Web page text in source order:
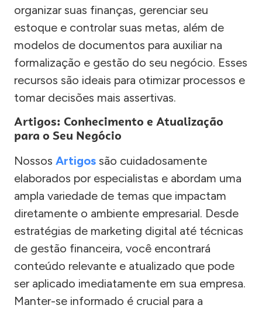
organizar suas finanças, gerenciar seu
estoque e controlar suas metas, além de
modelos de documentos para auxiliar na
formalização e gestão do seu negócio. Esses
recursos são ideais para otimizar processos e
tomar decisões mais assertivas.
Artigos: Conhecimento e Atualização
para o Seu Negócio
Nossos Artigos são cuidadosamente
elaborados por especialistas e abordam uma
ampla variedade de temas que impactam
diretamente o ambiente empresarial. Desde
estratégias de marketing digital até técnicas
de gestão financeira, você encontrará
conteúdo relevante e atualizado que pode
ser aplicado imediatamente em sua empresa.
Manter-se informado é crucial para a